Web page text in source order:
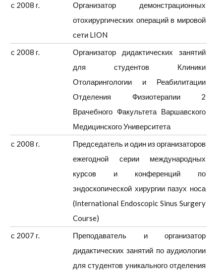
с 2008 г.
Организатор демонстрационных
отохирургических операций в мировой
сети LION
с 2008 г.
Организатор дидактических занятий
для студентов Клиники
Отоларингологии и Реабилитации
Отделения Физиотерапии 2
Врачебного Факультета Варшавского
Медицинского Университета
с 2008 г.
Председатель и один из организаторов
ежегодной серии международных
курсов и конференций по
эндоскопической хирургии пазух носа
(International Endoscopic Sinus Surgery
Course)
с 2007 г.
Преподаватель и организатор
дидактических занятий по аудиологии
для студентов уникального отделения